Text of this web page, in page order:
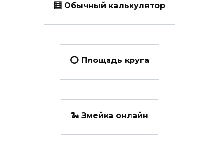
🧮 Обычный калькулятор
⭕ Площадь круга
🐍 Змейка онлайн